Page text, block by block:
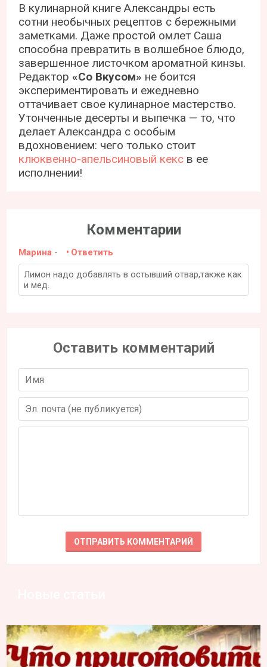
В кулинарной книге Александры есть
сотни необычных рецептов с бережными
заметками. Даже простой омлет Саша
способна превратить в волшебное блюдо,
завершенное листочком ароматной кинзы.
Редактор«Со Вкусом» не боится
экспериментировать и ежедневно
оттачивает свое кулинарное мастерство.
Утонченные десерты и выпечка — то, что
делает Александра с особым
вдохновением: чего только стоит
клюквенно-апельсиновый кекс в ее
исполнении!
Комментарии
Марина - Ответить
Лимон надо добавлять в остывший отвар,также как
и мед.
Оставить комментарий